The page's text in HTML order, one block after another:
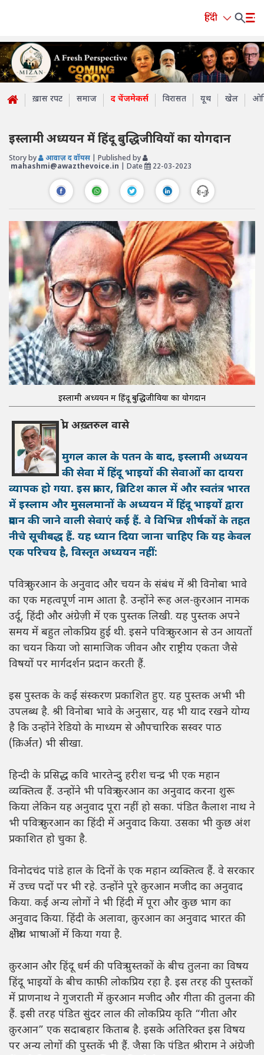
हिंदी
ख़ास रपट समाज द चेंजमेकर्स विरासत यूथ खेल
इस्लामी अध्ययन में हिंदू बुद्धिजीवियों का योगदान
Story by आवाज़ द वॉयस
| Published by
mahashmi@awazthevoice.in | Date 22-03-2023
इस्लामी अध्ययन में हिंदू बुद्धिजीवियों का योगदान
प्रो. अख़्तरुल वासे
मुगल काल के पतन के बाद, इस्लामी अध्ययन
की सेवा में हिंदू भाइयों की सेवाओं का दायरा
व्यापक हो गया. इस प्रकार, ब्रिटिश काल में और स्वतंत्र भारत
में इस्लाम और मुसलमानों के अध्ययन में हिंदू भाइयों द्वारा
प्रदान की जाने वाली सेवाएं कई हैं. वे विभिन्न शीर्षकों के तहत
नीचे सूचीबद्ध हैं. यह ध्यान दिया जाना चाहिए कि यह केवल
एक परिचय है, विस्तृत अध्ययन नहीं:
पवित्र क़ुरआन के अनुवाद और चयन के संबंध में श्री विनोबा भावे
का एक महत्वपूर्ण नाम आता है. उन्होंने रूह अल-क़ुरआन नामक
उर्दू, हिंदी और अंग्रेज़ी में एक पुस्तक लिखी. यह पुस्तक अपने
समय में बहुत लोकप्रिय हुई थी. इसने पवित्र क़ुरआन से उन आयतों
का चयन किया जो सामाजिक जीवन और राष्ट्रीय एकता जैसे
विषयों पर मार्गदर्शन प्रदान करती हैं.
इस पुस्तक के कई संस्करण प्रकाशित हुए. यह पुस्तक अभी भी
उपलब्ध है. श्री विनोबा भावे के अनुसार, यह भी याद रखने योग्य
है कि उन्होंने रेडियो के माध्यम से औपचारिक सस्वर पाठ
(क़िर्अत) भी सीखा.
हिन्दी के प्रसिद्ध कवि भारतेन्दु हरीश चन्द्र भी एक महान
व्यक्तित्व हैं. उन्होंने भी पवित्र क़ुरआन का अनुवाद करना शुरू
किया लेकिन यह अनुवाद पूरा नहीं हो सका. पंडित कैलाश नाथ ने
भी पवित्र क़ुरआन का हिंदी में अनुवाद किया. उसका भी कुछ अंश
प्रकाशित हो चुका है.
विनोदचंद पांडे हाल के दिनों के एक महान व्यक्तित्व हैं. वे सरकार
में उच्च पदों पर भी रहे. उन्होंने पूरे क़ुरआन मजीद का अनुवाद
किया. कई अन्य लोगों ने भी हिंदी में पूरा और कुछ भाग का
अनुवाद किया. हिंदी के अलावा, क़ुरआन का अनुवाद भारत की
क्षेत्रीय भाषाओं में किया गया है.
क़ुरआन और हिंदू धर्म की पवित्र पुस्तकों के बीच तुलना का विषय
हिंदू भाइयों के बीच काफ़ी लोकप्रिय रहा है. इस तरह की पुस्तकों
में प्राणनाथ ने गुजराती में क़ुरआन मजीद और गीता की तुलना की
हैं. इसी तरह पंडित सुंदर लाल की लोकप्रिय कृति “गीता और
क़ुरआन” एक सदाबहार किताब है. इसके अतिरिक्त इस विषय
पर अन्य लोगों की पुस्तकें भी हैं. जैसा कि पंडित श्रीराम ने अंग्रेजी